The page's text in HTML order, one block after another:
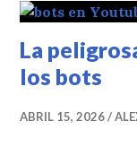
La
los bots
ABRIL 15, 2026